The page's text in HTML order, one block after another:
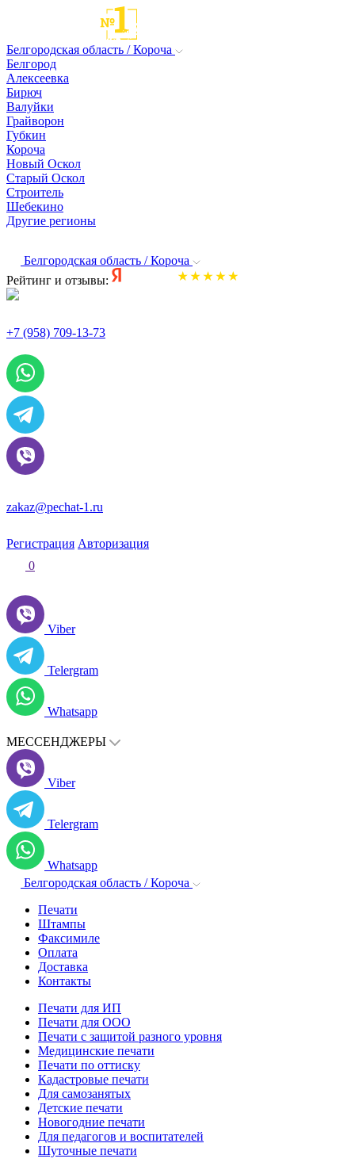
Белгородская область / Короча
Белгород
Алексеевка
Бирюч
Валуйки
Грайворон
Губкин
Короча
Новый Оскол
Старый Оскол
Строитель
Шебекино
Другие регионы
Белгородская область / Короча
Рейтинг и отзывы:
+7 (958) 709-13-73
zakaz@pechat-1.ru
Регистрация Авторизация
0
Viber
Telergram
Whatsapp
МЕССЕНДЖЕРЫ
Viber
Telergram
Whatsapp
Белгородская область / Короча
Печати
Штампы
Факсимиле
Оплата
Доставка
Контакты
Печати для ИП
Печати для ООО
Печати с защитой разного уровня
Медицинские печати
Печати по оттиску
Кадастровые печати
Для самозанятых
Детские печати
Новогодние печати
Для педагогов и воспитателей
Шуточные печати